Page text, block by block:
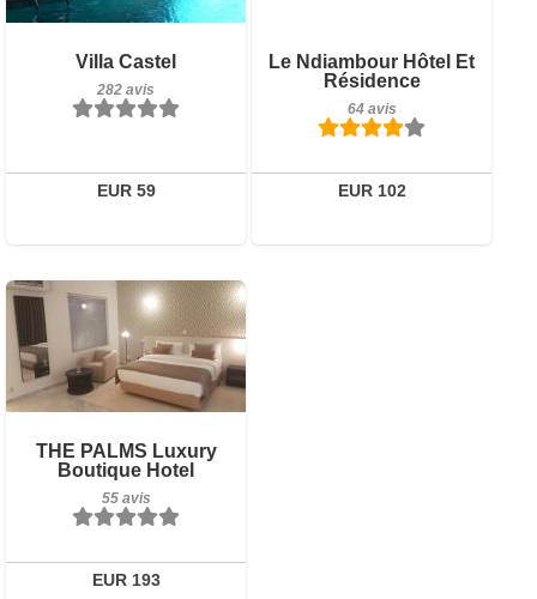
Villa Castel
282 avis
EUR 59
Petit-déjeuner inclus
282 avis
Réserver
Le Ndiambour Hôtel Et
Résidence
64 avis
EUR 102
Détails
Réserver
THE PALMS Luxury
Boutique Hotel
55 avis
EUR 193
Petit-déjeuner inclus
55 avis
Détails
Réserver